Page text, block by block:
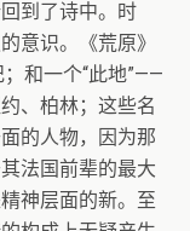
到了诗中。时
意识。《荒原》
和一个“此地”——
、柏林；这些名
的人物，因为那
法国前辈的最大
神层面的新。至